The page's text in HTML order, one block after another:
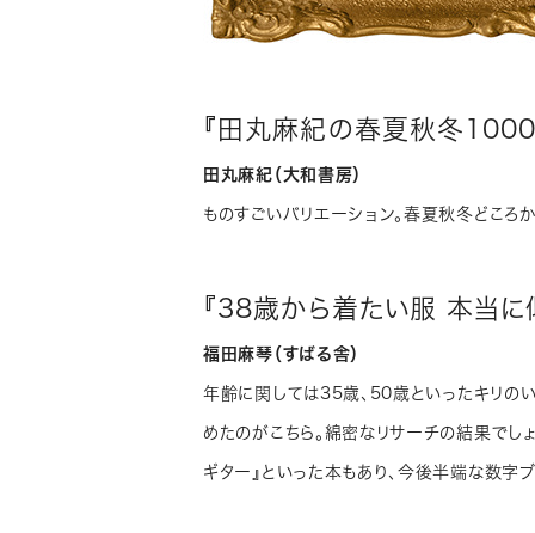
『田丸麻紀の春夏秋冬1000
田丸麻紀（大和書房）
ものすごいバリエーション。春夏秋冬どころ
『38歳から着たい服 本当に
福田麻琴（すばる舎）
年齢に関しては35歳、50歳といったキリの
めたのがこちら。綿密なリサーチの結果でし
ギター』といった本もあり、今後半端な数字